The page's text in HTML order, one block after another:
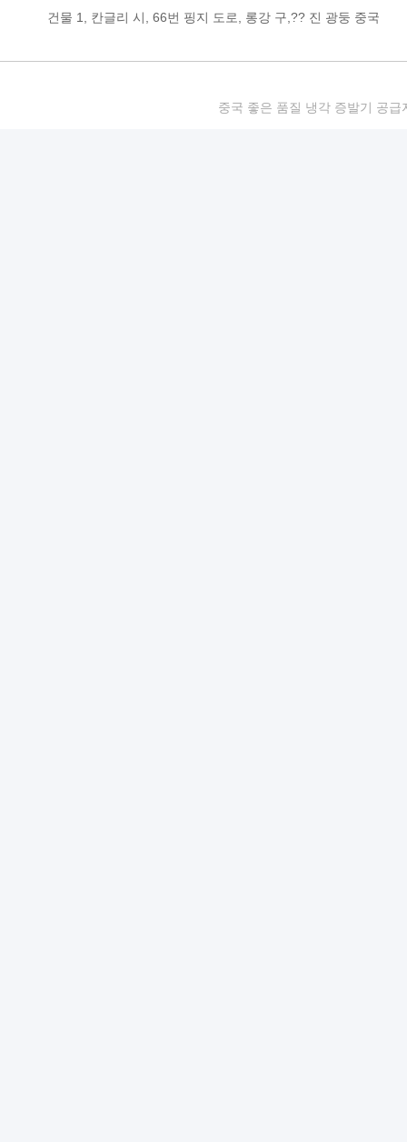
건물 1, 칸글리 시, 66번 핑지 도로, 롱강 구,?? 진 광둥 중국
중국 좋은 품질 냉각 증발기 공